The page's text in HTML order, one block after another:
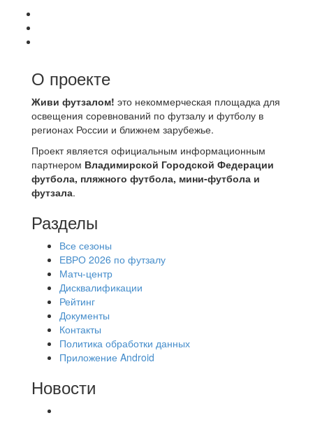
О проекте
Живи футзалом! это некоммерческая площадка для
освещения соревнований по футзалу и футболу в
регионах России и ближнем зарубежье.
Проект является официальным информационным
партнером Владимирской Городской Федерации
футбола, пляжного футбола, мини-футбола и
футзала.
Разделы
Все сезоны
ЕВРО 2026 по футзалу
Матч-центр
Дисквалификации
Рейтинг
Документы
Контакты
Политика обработки данных
Приложение Android
Новости